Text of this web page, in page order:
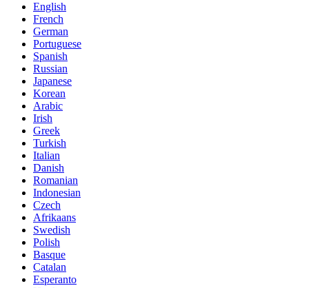
English
French
German
Portuguese
Spanish
Russian
Japanese
Korean
Arabic
Irish
Greek
Turkish
Italian
Danish
Romanian
Indonesian
Czech
Afrikaans
Swedish
Polish
Basque
Catalan
Esperanto